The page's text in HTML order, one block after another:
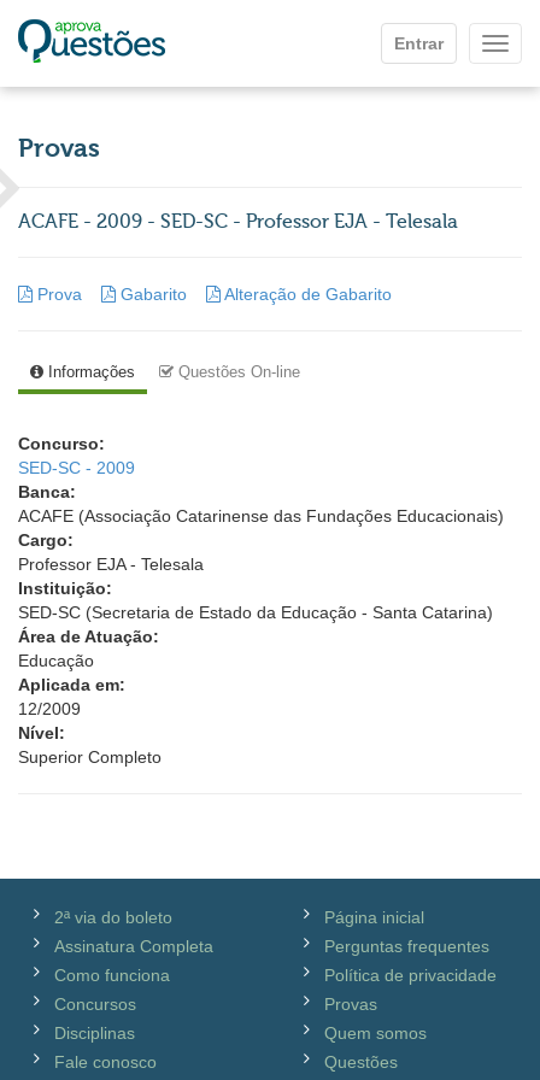
Entrar
Provas
ACAFE - 2009 - SED-SC - Professor EJA - Telesala
Prova Gabarito Alteração de Gabarito
Informações Questões On-line
Concurso:
SED-SC - 2009
Banca:
ACAFE (Associação Catarinense das Fundações Educacionais)
Cargo:
Professor EJA - Telesala
Instituição:
SED-SC (Secretaria de Estado da Educação - Santa Catarina)
Área de Atuação:
Educação
Aplicada em:
12/2009
Nível:
Superior Completo
2ª via do boleto
Assinatura Completa
Como funciona
Concursos
Disciplinas
Fale conosco
Página inicial
Perguntas frequentes
Política de privacidade
Provas
Quem somos
Questões